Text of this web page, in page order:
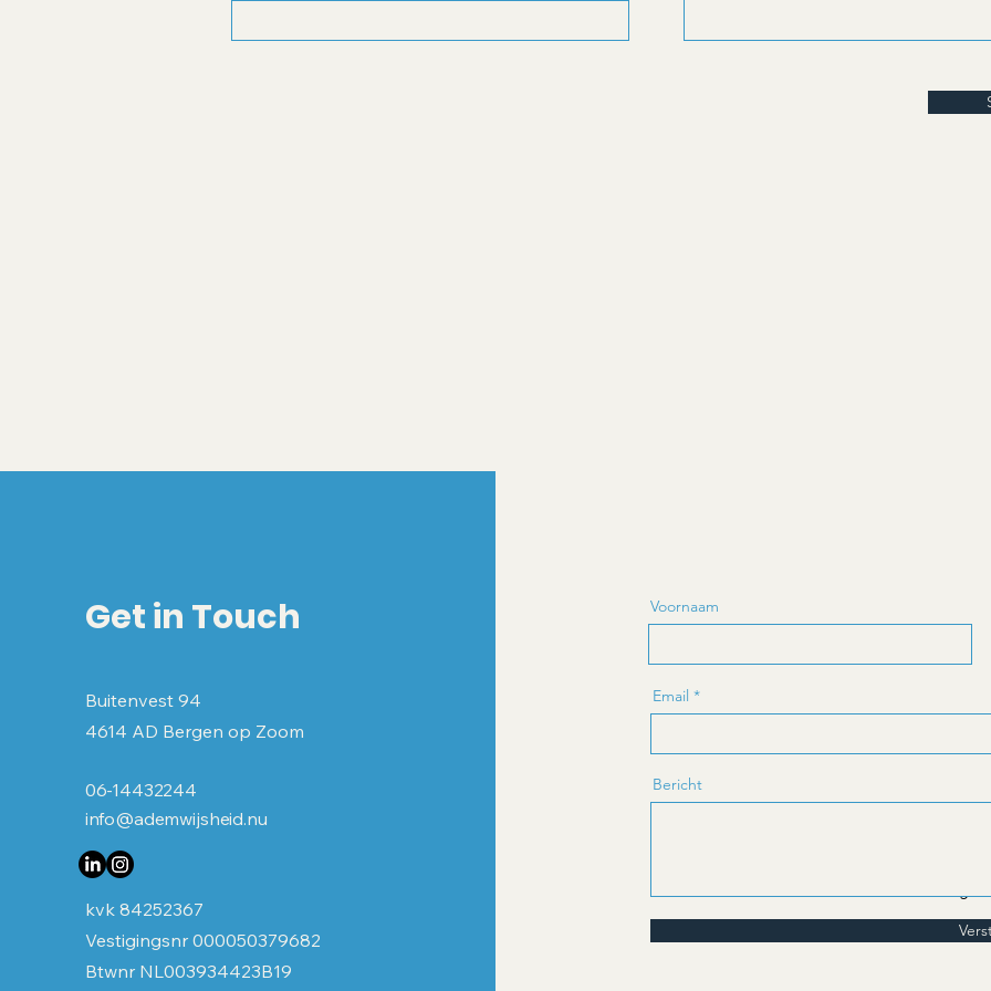
Get in Touch
Buitenvest 94
4614 AD Bergen op Zoom
06-14432244
info@ademwijsheid.nu
kvk 84252367
Vestigingsnr 000050379682
Btwnr NL003934423B19
Voornaam
Email
Bericht